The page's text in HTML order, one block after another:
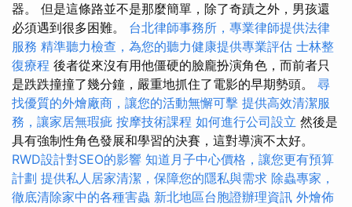
器。 但是這條路並不是那麼簡單，除了奇蹟之外，男孩還
必須遇到很多困難。 台北律師事務所，專業律師提供法律
服務 精準聽力檢查，為您的聽力健康提供專業評估 士林整
復療程 後者從來沒有用他僵硬的臉龐扮演角色，而前者只
是跌跌撞撞了幾分鐘，嚴重地抓住了電影的早期勢頭。 尋
找優質的外燴廠商，讓您的活動無懈可擊 提供高效清潔服
務，讓家居無瑕疵 按摩技術課程 如何進行公司設立 然後是
具有強制性角色發展和學習的決賽，這對導演不太好。
RWD設計對SEO的影響 知道月子中心價格，讓您更有預算
計劃 提供私人居家清潔，保障您的隱私與需求 除蟲專家，
徹底清除家中的各種害蟲 新北地區台胞證辦理資訊 外燴佈